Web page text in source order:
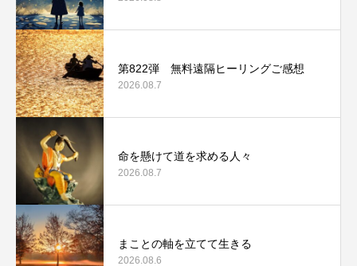
第822弾 無料遠隔ヒーリングご感想
2026.08.7
命を懸けて道を求める人々
2026.08.7
まことの軸を立てて生きる
2026.08.6